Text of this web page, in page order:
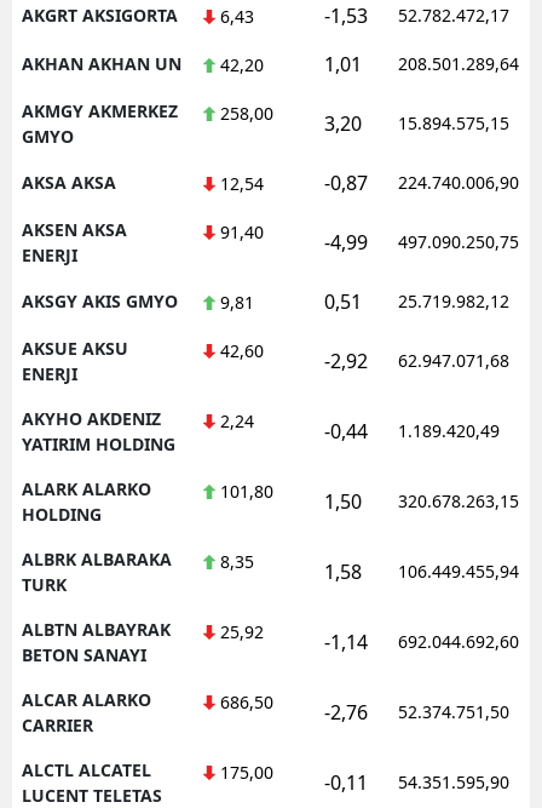
AKGRT AKSIGORTA 6,43 -1,53 52.782.472,17
AKHAN AKHAN UN 42,20 1,01 208.501.289,64
AKMGY AKMERKEZ
GMYO
258,00 3,20 15.894.575,15
AKSA AKSA 12,54 -0,87 224.740.006,90
AKSEN AKSA
ENERJI
91,40 -4,99 497.090.250,75
AKSGY AKIS GMYO 9,81 0,51 25.719.982,12
AKSUE AKSU
ENERJI
42,60 -2,92 62.947.071,68
AKYHO AKDENIZ
YATIRIM HOLDING
2,24 -0,44 1.189.420,49
ALARK ALARKO
HOLDING
101,80 1,50 320.678.263,15
ALBRK ALBARAKA
TURK
8,35 1,58 106.449.455,94
ALBTN ALBAYRAK
BETON SANAYI
25,92 -1,14 692.044.692,60
ALCAR ALARKO
CARRIER
686,50 -2,76 52.374.751,50
ALCTL ALCATEL
LUCENT TELETAS
175,00 -0,11 54.351.595,90